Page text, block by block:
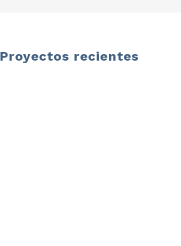
Proyectos recientes